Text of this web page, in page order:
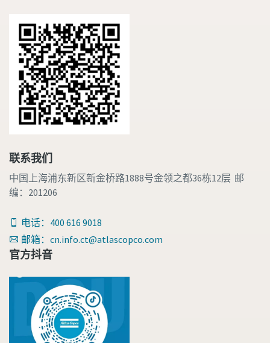
联系我们
中国上海浦东新区新金桥路1888号金领之都36栋12层 邮
编：201206
电话：400 616 9018
邮箱：cn.info.ct@atlascopco.com
官方抖音